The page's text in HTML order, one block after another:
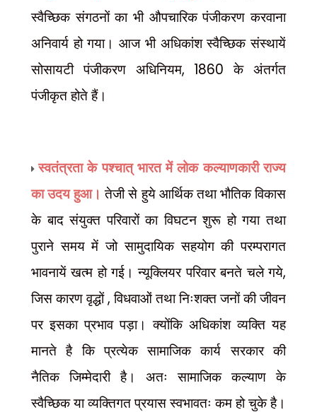
स्वैच्छिक संगठनों का भी औपचारिक पंजीकरण करवाना
अनिवार्य हो गया। आज भी अधिकांश स्वैच्छिक संस्थायें
सोसायटी पंजीकरण अधिनियम, 1860 के अंतर्गत
पंजीकृत होते हैं।
स्वतंत्रता के पश्चात् भारत में लोक कल्याणकारी राज्य
का उदय हुआ।तेजी से हुये आर्थिक तथा भौतिक विकास
के बाद संयुक्त परिवारों का विघटन शुरू हो गया तथा
पुराने समय में जो सामुदायिक सहयोग की परम्परागत
भावनायें खत्म हो गई। न्यूक्लियर परिवार बनते चले गये,
जिस कारण वृद्धों,विधवाओं तथा निःशक्त जनों की जीवन
पर इसका प्रभाव पड़ा। क्योंकि अधिकांश व्यक्ति यह
मानते है कि प्रत्येक सामाजिक कार्य सरकार की
नैतिकजिम्मेदारी है। अतः सामाजिक कल्याण के
स्वैच्छिक या व्यक्तिगत प्रयास स्वभावतः कम हो चुके है।